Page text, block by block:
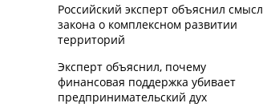
Российский эксперт объяснил смысл
закона о комплексном развитии
территорий
Эксперт объяснил, почему
финансовая поддержка убивает
предпринимательский дух